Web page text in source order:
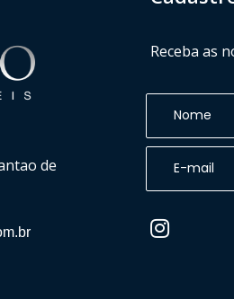
de
Receba as